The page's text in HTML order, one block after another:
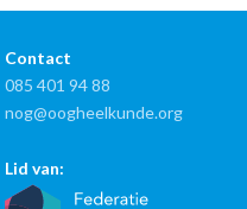
Contact
085 401 94 88
nog@oogheelkunde.org
Lid van: